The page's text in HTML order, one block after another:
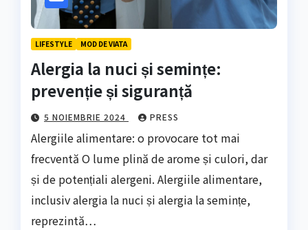
LIFESTYLE MOD DE VIATA
Alergia la nuci și semințe:
prevenție și siguranță
5 NOIEMBRIE 2024 PRESS
Alergiile alimentare: o provocare tot mai
frecventă O lume plină de arome și culori, dar
și de potențiali alergeni. Alergiile alimentare,
inclusiv alergia la nuci și alergia la semințe,
reprezintă…